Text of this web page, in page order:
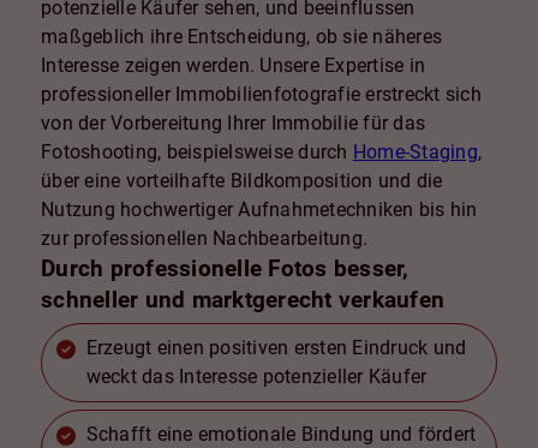
potenzielle Käufer sehen, und beeinflussen
maßgeblich ihre Entscheidung, ob sie näheres
Interesse zeigen werden. Unsere Expertise in
professioneller Immobilienfotografie erstreckt sich
von der Vorbereitung Ihrer Immobilie für das
Fotoshooting, beispielsweise durch Home-Staging,
über eine vorteilhafte Bildkomposition und die
Nutzung hochwertiger Aufnahmetechniken bis hin
zur professionellen Nachbearbeitung.
Durch professionelle Fotos besser,
schneller und marktgerecht verkaufen
Erzeugt einen positiven ersten Eindruck und
weckt das Interesse potenzieller Käufer
Schafft eine emotionale Bindung und fördert